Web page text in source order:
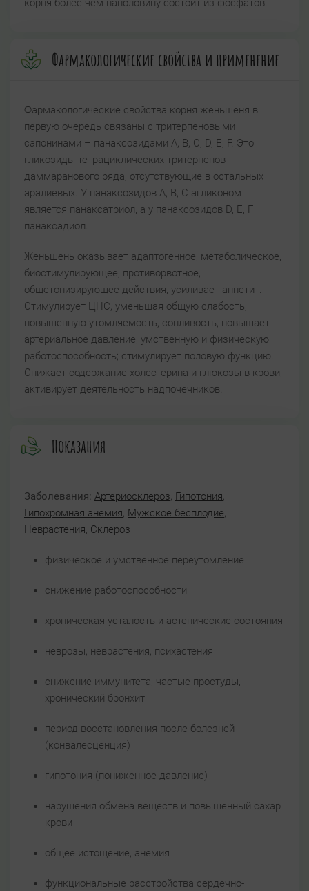
корня более чем наполовину состоит из фосфатов.
Фармакологические свойства и применение
Фармакологические свойства корня женьшеня в
первую очередь связаны с тритерпеновыми
сапонинами – панаксозидами А, В, С, D, Е, F. Это
гликозиды тетрациклических тритерпенов
даммаранового ряда, отсутствующие в остальных
аралиевых. У панаксозидов A, B, C агликоном
является панаксатриол, а у панаксозидов D, Е, F –
панаксадиол.
Женьшень оказывает адаптогенное, метаболическое,
биостимулирующее, противорвотное,
общетонизирующее действия, усиливает аппетит.
Стимулирует ЦНС, уменьшая общую слабость,
повышенную утомляемость, сонливость, повышает
артериальное давление, умственную и физическую
работоспособность; стимулирует половую функцию.
Снижает содержание холестерина и глюкозы в крови,
активирует деятельность надпочечников.
Показания
Заболевания: Артериосклероз, Гипотония,
Гипохромная анемия, Мужское бесплодие,
Неврастения, Склероз
физическое и умственное переутомление
снижение работоспособности
хроническая усталость и астенические состояния
неврозы, неврастения, психастения
снижение иммунитета, частые простуды,
хронический бронхит
период восстановления после болезней
(конвалесценция)
гипотония (пониженное давление)
нарушения обмена веществ и повышенный сахар
крови
общее истощение, анемия
функциональные расстройства сердечно-